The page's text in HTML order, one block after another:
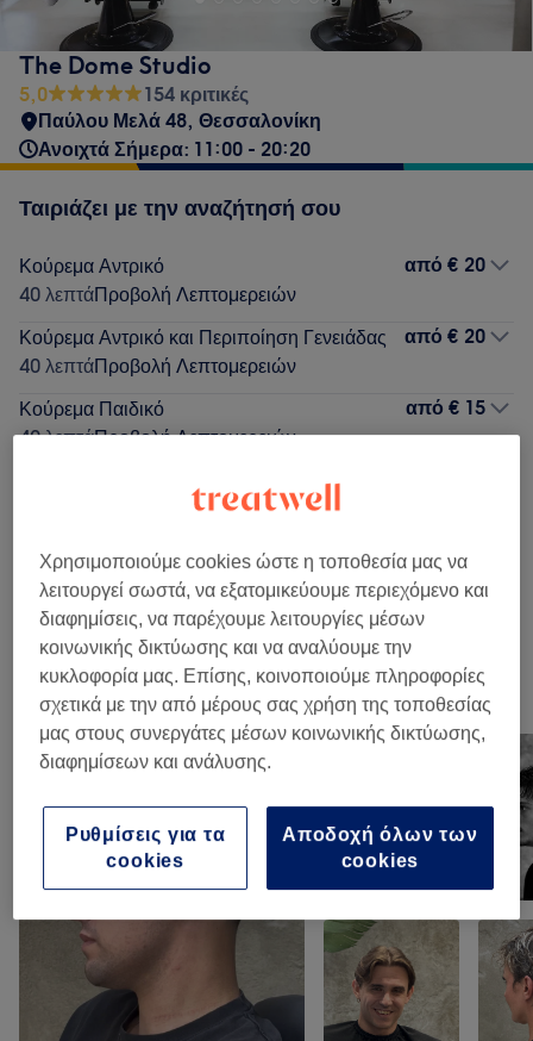
The Dome Studio
5,0
154 κριτικές
Παύλου Μελά 48, Θεσσαλονίκη
Ανοιχτά Σήμερα: 11:00 - 20:20
Ταιριάζει με την αναζήτησή σου
Κούρεμα Αντρικό
40 λεπτάΠροβολή Λεπτομερειών
από € 20
Κούρεμα Αντρικό και Περιποίηση Γενειάδας
40 λεπτάΠροβολή Λεπτομερειών
από € 20
Κούρεμα Παιδικό
40 λεπτάΠροβολή Λεπτομερειών
από € 15
Δεν ήταν αυτό που έψαχνες;
Κούρεμα Αντρικό (7) από € 5
Η δουλειά μας
Πάτα την εικόνα για να δεις περισσότερες λεπτομέρειες
Χρησιμοποιούμε cookies ώστε η τοποθεσία μας να
λειτουργεί σωστά, να εξατομικεύουμε περιεχόμενο και
διαφημίσεις, να παρέχουμε λειτουργίες μέσων
κοινωνικής δικτύωσης και να αναλύουμε την
κυκλοφορία μας. Επίσης, κοινοποιούμε πληροφορίες
σχετικά με την από μέρους σας χρήση της τοποθεσίας
μας στους συνεργάτες μέσων κοινωνικής δικτύωσης,
διαφημίσεων και ανάλυσης.
Αποδοχή όλων των
cookies
Ρυθμίσεις για τα
cookies